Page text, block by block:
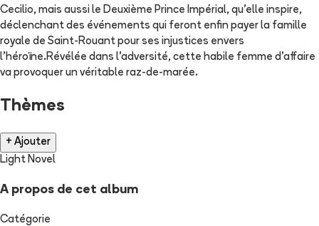
Cecilio, mais aussi le Deuxième Prince Impérial, qu’elle inspire,
déclenchant des événements qui feront enfin payer la famille
royale de Saint-Rouant pour ses injustices envers
l’héroïne.Révélée dans l’adversité, cette habile femme d’affaire
va provoquer un véritable raz-de-marée.
Thèmes
+ Ajouter
Light Novel
A propos de cet album
Catégorie